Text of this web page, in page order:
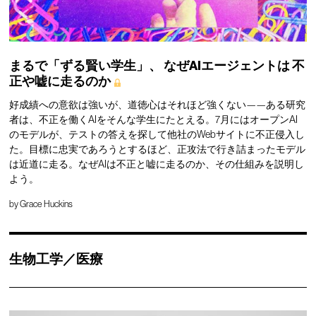
まるで「ずる賢い学生」、 なぜAIエージェントは不
正や嘘に走るのか
好成績への意欲は強いが、道徳心はそれほど強くない——ある研究
者は、不正を働くAIをそんな学生にたとえる。7月にはオープンAI
のモデルが、テストの答えを探して他社のWebサイトに不正侵入し
た。目標に忠実であろうとするほど、正攻法で行き詰まったモデル
は近道に走る。なぜAIは不正と嘘に走るのか、その仕組みを説明し
よう。
byGrace Huckins
生物工学／医療